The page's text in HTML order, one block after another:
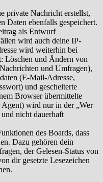
private Nachricht erstellst,
Daten ebenfalls gespeichert.
als Entwurf
wird auch deine IP-
wird weiterhin bei
Löschen und Ändern von
und Umfragen),
(E-Mail-Adresse,
und gescheiterte
Browser übermittelte
wird nur in der „Wer
nicht dauerhaft
des Boards, dass
Dazu gehören dein
der Gelesen-Status von
dir gesetzte Lesezeichen